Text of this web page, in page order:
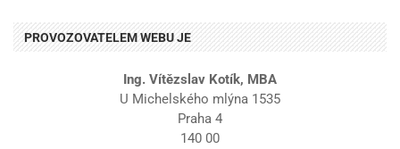
PROVOZOVATELEM WEBU JE
Ing. Vítězslav Kotík, MBA
U Michelského mlýna 1535
Praha 4
140 00